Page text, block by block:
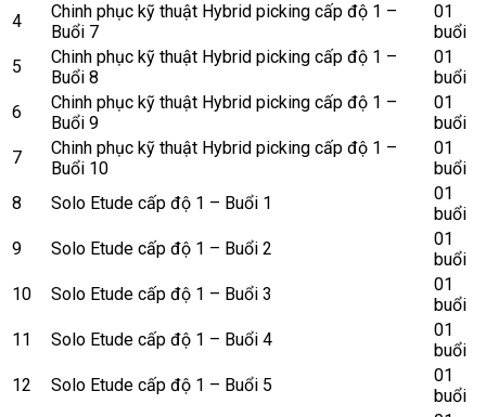
4
Chinh phục kỹ thuật Hybrid picking cấp độ 1 –
Buổi 7
01
buổi
5
Chinh phục kỹ thuật Hybrid picking cấp độ 1 –
Buổi 8
01
buổi
6
Chinh phục kỹ thuật Hybrid picking cấp độ 1 –
Buổi 9
01
buổi
7
Chinh phục kỹ thuật Hybrid picking cấp độ 1 –
Buổi 10
01
buổi
8
Solo Etude cấp độ 1 – Buổi 1
01
buổi
9
Solo Etude cấp độ 1 – Buổi 2
01
buổi
10
Solo Etude cấp độ 1 – Buổi 3
01
buổi
11
Solo Etude cấp độ 1 – Buổi 4
01
buổi
12
Solo Etude cấp độ 1 – Buổi 5
01
buổi